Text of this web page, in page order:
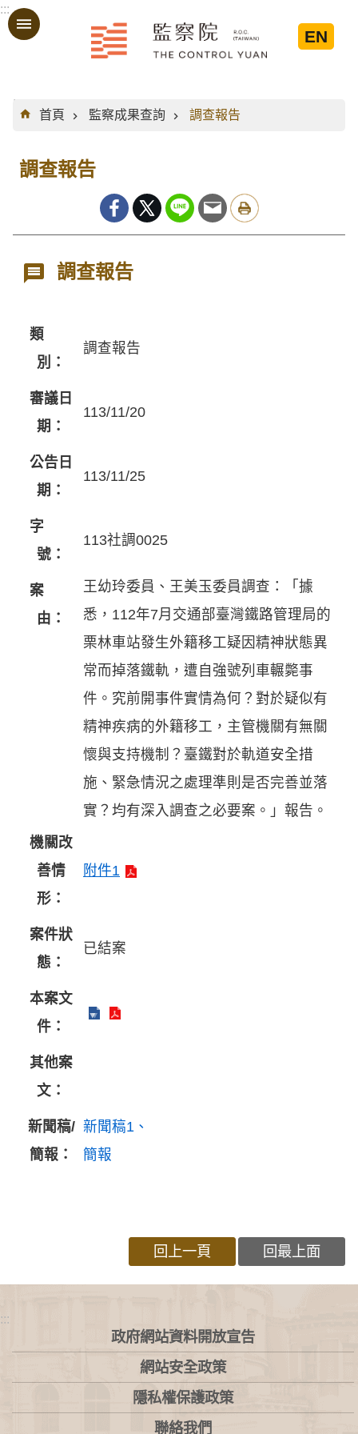
跳到主要內容區塊
:::
EN
:::
首頁
監察成果查詢 調查報告
調查報告
調查報告
類
別：
調查報告
審議日
期：
113/11/20
公告日
期：
113/11/25
字
號：
113社調0025
案
由：
王幼玲委員、王美玉委員調查：「據
悉，112年7月交通部臺灣鐵路管理局的
栗林車站發生外籍移工疑因精神狀態異
常而掉落鐵軌，遭自強號列車輾斃事
件。究前開事件實情為何？對於疑似有
精神疾病的外籍移工，主管機關有無關
懷與支持機制？臺鐵對於軌道安全措
施、緊急情況之處理準則是否完善並落
實？均有深入調查之必要案。」報告。
機關改
善情
形：
附件1
案件狀
態：
已結案
本案文
件：
其他案
文：
新聞稿/
簡報：
新聞稿1
簡報
回上一頁 回最上面
:::
政府網站資料開放宣告
網站安全政策
隱私權保護政策
聯絡我們